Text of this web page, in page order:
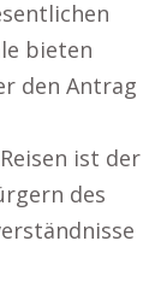
bieten
den Antrag
ist der
des